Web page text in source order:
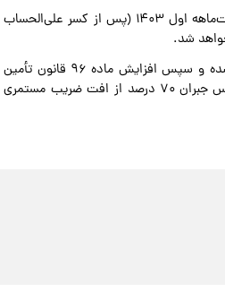
پیش‌تر سازمان تأمین اجتماعی اعلام کرد که معوقات متناسب‌سازی مربوط به هفت‌ماهه اول ۱۴۰۳ (پس از کسر علی‌الحساب
همچنین این سازمان نوشت: مبلغ متناسب‌سازی ۱۴۰۳ به پایه مستمری افزوده شده و سپس افزایش ماده ۹۶ قانون تأمین
اجتماعی بر مجموع آن اعمال می‌گردد و سپس، مبلغ متناسب‌سازی ۱۴۰۴ بر اساس جبران ۷۰ درصد از افت ضریب مستمری